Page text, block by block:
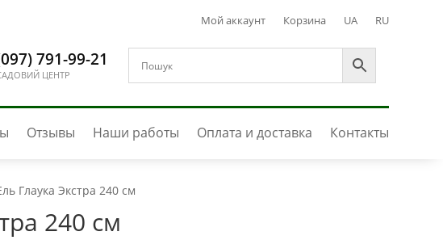
Мой аккаунт Корзина UA RU
791-99-21
ЦЕНТР
Отзывы Наши работы Оплата и доставка Контакты
Глаука Экстра 240 см
240 см